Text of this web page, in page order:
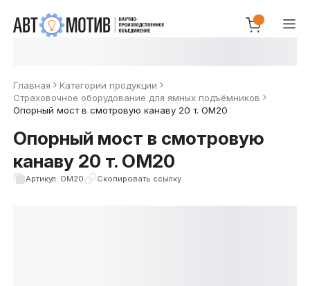
Главная
Категории продукции
Страховочное оборудование для ямных подъёмников
Опорный мост в смотровую канаву 20 т. ОМ20
Опорный мост в смотровую
канаву 20 т. ОМ20
Артикул: ОМ20 Скопировать ссылку